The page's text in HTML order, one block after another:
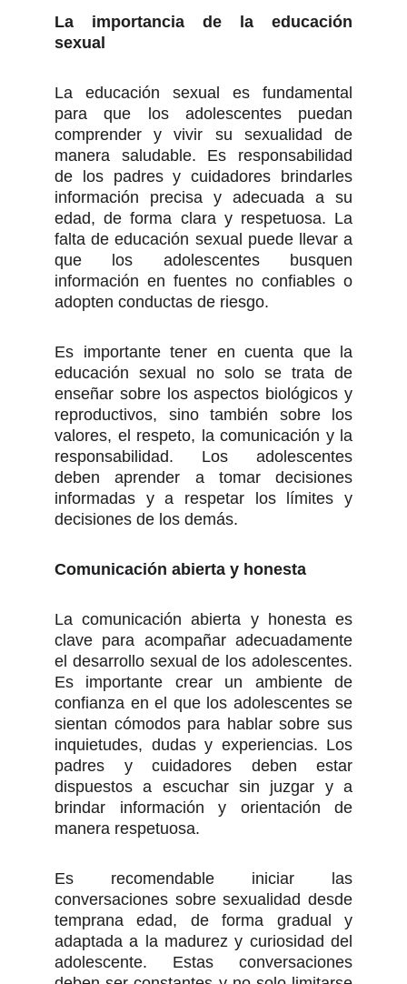
La importancia de la educación
sexual
La educación sexual es fundamental
para que los adolescentes puedan
comprender y vivir su sexualidad de
manera saludable. Es responsabilidad
de los padres y cuidadores brindarles
información precisa y adecuada a su
edad, de forma clara y respetuosa. La
falta de educación sexual puede llevar a
que los adolescentes busquen
información en fuentes no confiables o
adopten conductas de riesgo.
Es importante tener en cuenta que la
educación sexual no solo se trata de
enseñar sobre los aspectos biológicos y
reproductivos, sino también sobre los
valores, el respeto, la comunicación y la
responsabilidad. Los adolescentes
deben aprender a tomar decisiones
informadas y a respetar los límites y
decisiones de los demás.
Comunicación abierta y honesta
La comunicación abierta y honesta es
clave para acompañar adecuadamente
el desarrollo sexual de los adolescentes.
Es importante crear un ambiente de
confianza en el que los adolescentes se
sientan cómodos para hablar sobre sus
inquietudes, dudas y experiencias. Los
padres y cuidadores deben estar
dispuestos a escuchar sin juzgar y a
brindar información y orientación de
manera respetuosa.
Es recomendable iniciar las
conversaciones sobre sexualidad desde
temprana edad, de forma gradual y
adaptada a la madurez y curiosidad del
adolescente. Estas conversaciones